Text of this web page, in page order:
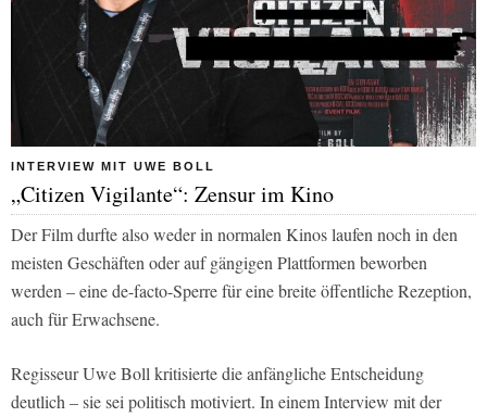
INTERVIEW MIT UWE BOLL
„Citizen Vigilante“: Zensur im Kino
Der Film durfte also weder in normalen Kinos laufen noch in den
meisten Geschäften oder auf gängigen Plattformen beworben
werden – eine de-facto-Sperre für eine breite öffentliche Rezeption,
auch für Erwachsene.
Regisseur Uwe Boll kritisierte die anfängliche Entscheidung
deutlich – sie sei politisch motiviert. In einem Interview mit der